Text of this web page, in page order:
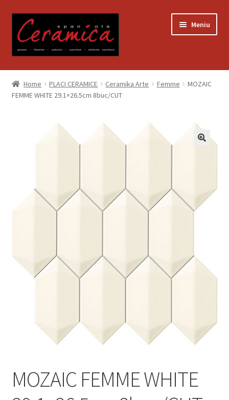
la
navigare
la
conținut
Meniu
Prima pagină
Blog
Despre noi
Plata si Livrare
Termeni si conditii
Home PLACI CERAMICE Ceramika Arte Femme
MOZAIC
FEMME WHITE 29.1×26.5cm 8buc/CUT
MOZAIC FEMME WHITE